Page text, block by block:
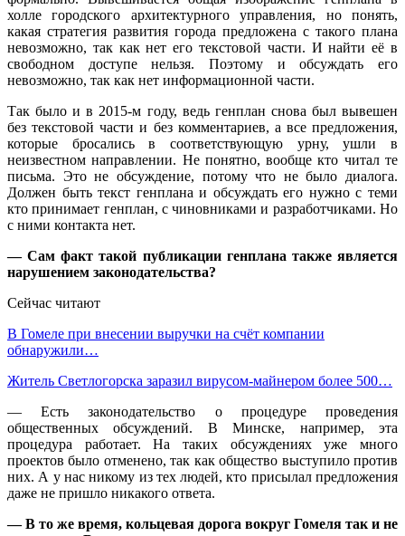
холле городского архитектурного управления, но понять,
какая стратегия развития города предложена с такого плана
невозможно, так как нет его текстовой части. И найти её в
свободном доступе нельзя. Поэтому и обсуждать его
невозможно, так как нет информационной части.
Так было и в 2015-м году, ведь генплан снова был вывешен
без текстовой части и без комментариев, а все предложения,
которые бросались в соответствующую урну, ушли в
неизвестном направлении. Не понятно, вообще кто читал те
письма. Это не обсуждение, потому что не было диалога.
Должен быть текст генплана и обсуждать его нужно с теми
кто принимает генплан, с чиновниками и разработчиками. Но
с ними контакта нет.
— Сам факт такой публикации генплана также является
нарушением законодательства?
Сейчас читают
В Гомеле при внесении выручки на счёт компании
обнаружили…
Житель Светлогорска заразил вирусом-майнером более 500…
— Есть законодательство о процедуре проведения
общественных обсуждений. В Минске, например, эта
процедура работает. На таких обсуждениях уже много
проектов было отменено, так как общество выступило против
них. А у нас никому из тех людей, кто присылал предложения
даже не пришло никакого ответа.
— В то же время, кольцевая дорога вокруг Гомеля так и не